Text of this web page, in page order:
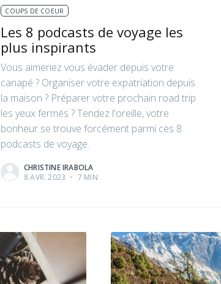
COUPS DE COEUR
Les 8 podcasts de voyage les
plus inspirants
Vous aimeriez vous évader depuis votre
canapé ? Organiser votre expatriation depuis
la maison ? Préparer votre prochain road trip
les yeux fermés ? Tendez l'oreille, votre
bonheur se trouve forcément parmi ces 8
podcasts de voyage.
CHRISTINE IRABOLA
8 AVR. 2023 • 7 MIN